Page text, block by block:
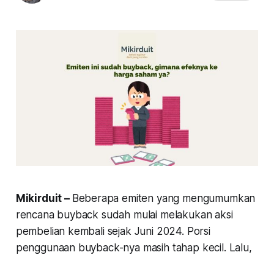
Mikirduit – Beberapa emiten yang mengumumkan
rencana buyback sudah mulai melakukan aksi
pembelian kembali sejak Juni 2024. Porsi
penggunaan buyback-nya masih tahap kecil. Lalu,